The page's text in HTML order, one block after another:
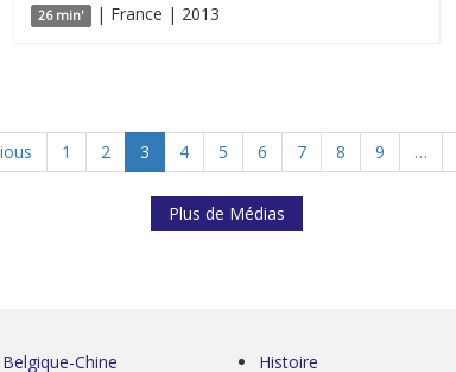
26 min' | France | 2013
1 2 3 4 5 6 7 8 9 …
Plus de Médias
Chine Histoire